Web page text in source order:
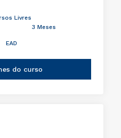
Livres
3 Meses
EAD
do curso